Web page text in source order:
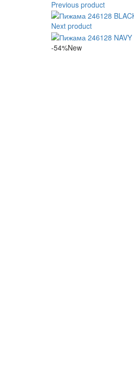
Previous product
Next product
-54%New